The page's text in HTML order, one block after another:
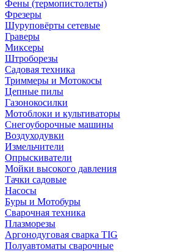
Фены (термопистолеты)
Фрезеры
Шуруповёрты сетевые
Граверы
Миксеры
Штроборезы
Садовая техника
Триммеры и Мотокосы
Цепные пилы
Газонокосилки
Мотоблоки и культиваторы
Снегоуборочные машины
Воздуходувки
Измельчители
Опрыскиватели
Мойки высокого давления
Тачки садовые
Насосы
Буры и Мотобуры
Сварочная техника
Плазморезы
Аргонодуговая сварка TIG
Полуавтоматы сварочные